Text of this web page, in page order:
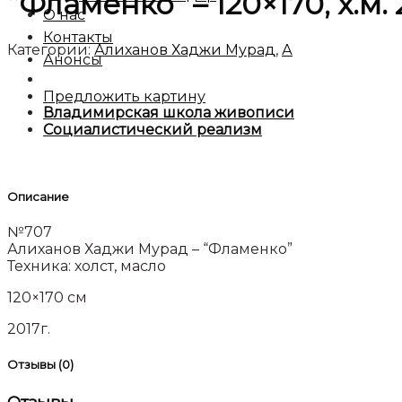
О нас
Контакты
Анонсы
Предложить картину
Категории:Алиханов Хаджи Мурад, А
Владимирская школа живописи
Социалистический реализм
Описание
№707
Алиханов Хаджи Мурад – “Фламенко”
Техника: холст, масло
120×170 см
2017г.
Отзывы (0)